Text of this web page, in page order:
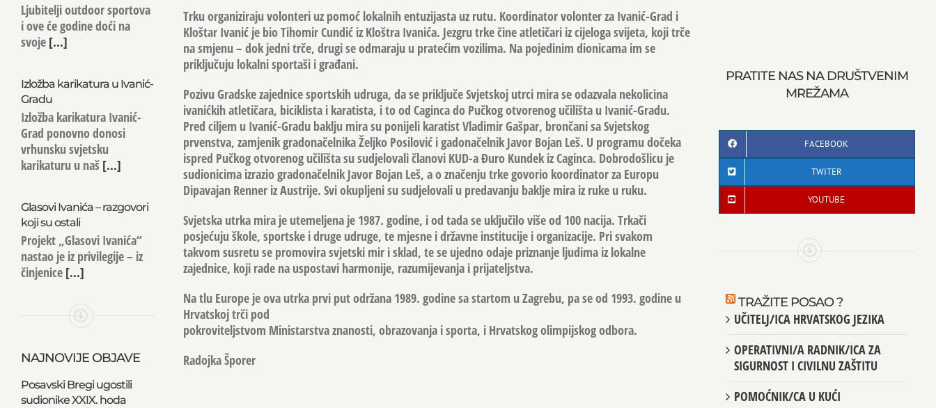
Trku organiziraju volonteri uz pomoć lokalnih entuzijasta uz rutu. Koordinator volonter za Ivanić-Grad i
Kloštar Ivanić je bio Tihomir Cundić iz Kloštra Ivanića. Jezgru trke čine atletičari iz cijeloga svijeta, koji trče
na smjenu – dok jedni trče, drugi se odmaraju u pratećim vozilima. Na pojedinim dionicama im se
priključuju lokalni sportaši i građani.
Pozivu Gradske zajednice sportskih udruga, da se priključe Svjetskoj utrci mira se odazvala nekolicina
ivanićkih atletičara, biciklista i karatista, i to od Caginca do Pučkog otvorenog učilišta u Ivanić-Gradu.
Pred ciljem u Ivanić-Gradu baklju mira su ponijeli karatist Vladimir Gašpar, brončani sa Svjetskog
prvenstva, zamjenik gradonačelnika Željko Posilović i gadonačelnik Javor Bojan Leš. U programu dočeka
ispred Pučkog otvorenog učilišta su sudjelovali članovi KUD-a Đuro Kundek iz Caginca. Dobrodošlicu je
sudionicima izrazio gradonačelnik Javor Bojan Leš, a o značenju trke govorio koordinator za Europu
Dipavajan Renner iz Austrije. Svi okupljeni su sudjelovali u predavanju baklje mira iz ruke u ruku.
Svjetska utrka mira je utemeljena je 1987. godine, i od tada se uključilo više od 100 nacija. Trkači
posjećuju škole, sportske i druge udruge, te mjesne i državne institucije i organizacije. Pri svakom
takvom susretu se promovira svjetski mir i sklad, te se ujedno odaje priznanje ljudima iz lokalne
zajednice, koji rade na uspostavi harmonije, razumijevanja i prijateljstva.
Na tlu Europe je ova utrka prvi put održana 1989. godine sa startom u Zagrebu, pa se od 1993. godine u
Hrvatskoj trči pod
pokroviteljstvom Ministarstva znanosti, obrazovanja i sporta, i Hrvatskog olimpijskog odbora.
Radojka Šporer
Ljubitelji outdoor sportova
i ove će godine doći na
svoje[...]
Izložba karikatura u Ivanić-
Gradu
Izložba karikatura Ivanić-
Grad ponovno donosi
vrhunsku svjetsku
karikaturu u naš[...]
Glasovi Ivanića – razgovori
koji su ostali
Projekt „Glasovi Ivanića“
nastao je iz privilegije – iz
činjenice[...]
NAJNOVIJE OBJAVE
Posavski Bregi ugostili
sudionike XXIX. hoda
PRATITE NAS NA DRUŠTVENIM
MREŽAMA
FACEBOOK
TWITER
YOUTUBE
TRAŽITE POSAO ?
UČITELJ/ICA HRVATSKOG JEZIKA
OPERATIVNI/A RADNIK/ICA ZA
SIGURNOST I CIVILNU ZAŠTITU
POMOĆNIK/CA U KUĆI